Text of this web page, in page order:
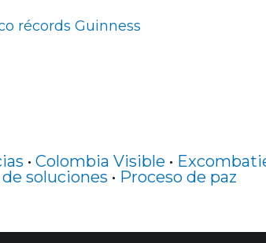
récords Guinness
• Colombia Visible •
soluciones • Proceso de paz